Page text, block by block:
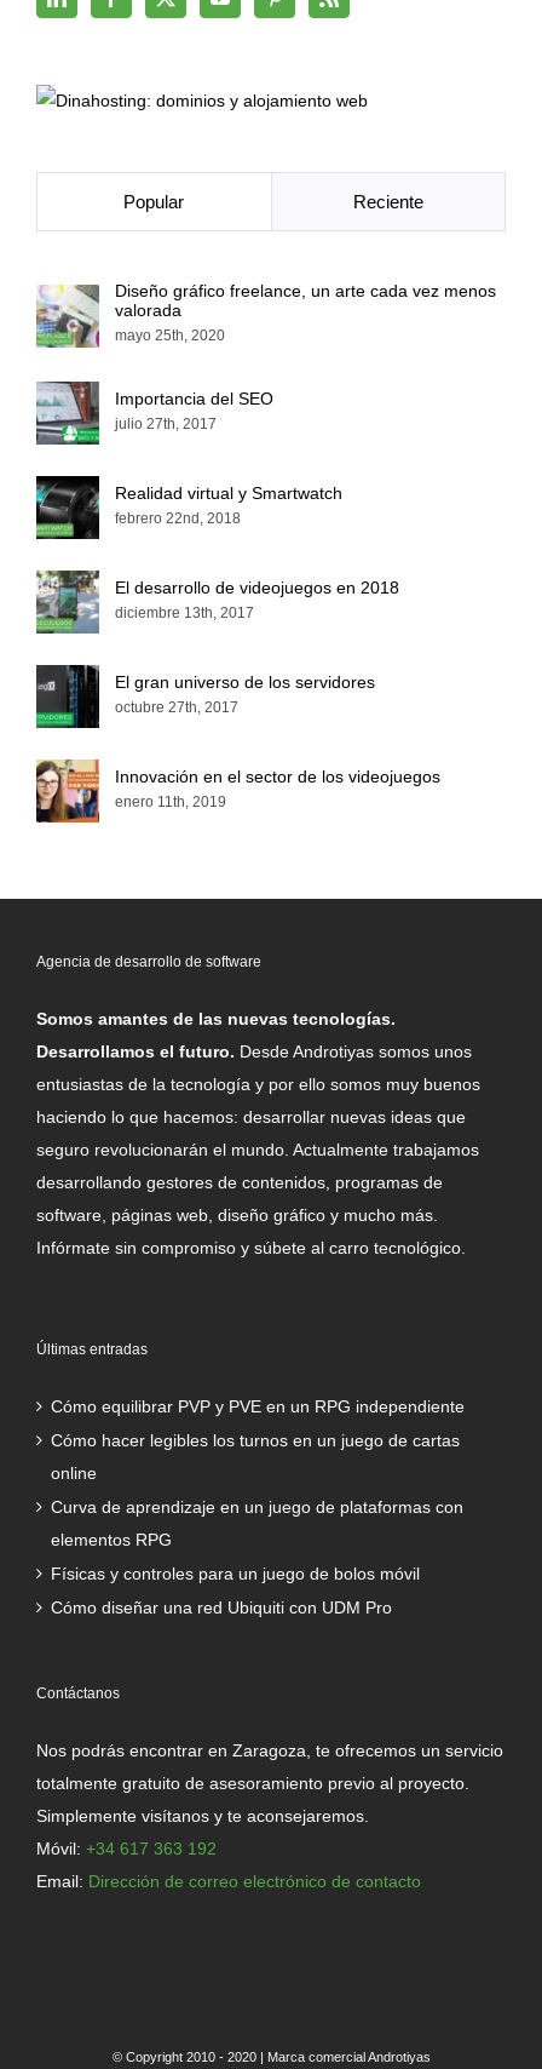
Popular Reciente
Diseño gráfico freelance, un arte cada vez menos
valorada
mayo 25th, 2020
Importancia del SEO
julio 27th, 2017
Realidad virtual y Smartwatch
febrero 22nd, 2018
El desarrollo de videojuegos en 2018
diciembre 13th, 2017
El gran universo de los servidores
octubre 27th, 2017
Innovación en el sector de los videojuegos
enero 11th, 2019
Agencia de desarrollo de software
Somos amantes de las nuevas tecnologías.
Desarrollamos el futuro. Desde Androtiyas somos unos
entusiastas de la tecnología y por ello somos muy buenos
haciendo lo que hacemos: desarrollar nuevas ideas que
seguro revolucionarán el mundo. Actualmente trabajamos
desarrollando gestores de contenidos, programas de
software, páginas web, diseño gráfico y mucho más.
Infórmate sin compromiso y súbete al carro tecnológico.
Últimas entradas
Cómo equilibrar PVP y PVE en un RPG independiente
Cómo hacer legibles los turnos en un juego de cartas
online
Curva de aprendizaje en un juego de plataformas con
elementos RPG
Físicas y controles para un juego de bolos móvil
Cómo diseñar una red Ubiquiti con UDM Pro
Contáctanos
Nos podrás encontrar en Zaragoza, te ofrecemos un servicio
totalmente gratuito de asesoramiento previo al proyecto.
Simplemente visítanos y te aconsejaremos.
Móvil: +34 617 363 192
Email: Dirección de correo electrónico de contacto
© Copyright 2010 - 2020 | Marca comercial Androtiyas